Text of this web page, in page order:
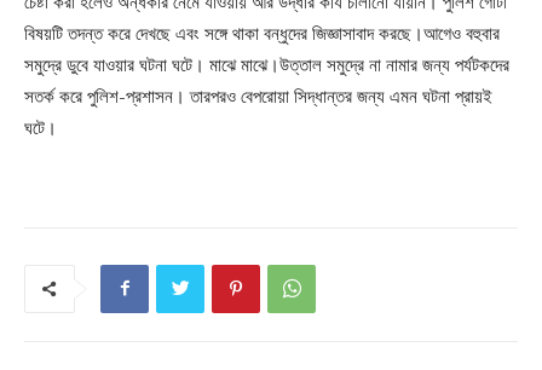
বিষয়টি তদন্ত করে দেখছে এবং সঙ্গে থাকা বন্ধুদের জিজ্ঞাসাবাদ করছে।আগেও বহুবার
সমুদ্রে ডুবে যাওয়ার ঘটনা ঘটে। মাঝে মাঝে।উত্তাল সমুদ্রে না নামার জন্য পর্যটকদের
সতর্ক করে পুলিশ-প্রশাসন। তারপরও বেপরোয়া সিদ্ধান্তর জন্য এমন ঘটনা প্রায়ই
ঘটে।